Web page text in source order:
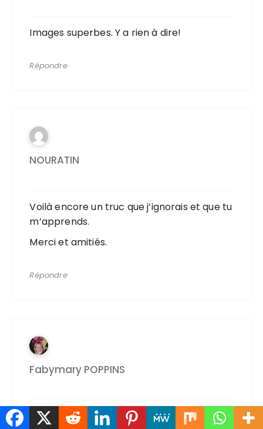
Images superbes. Y a rien à dire!
Répondre
NOURATIN
Voilà encore un truc que j’ignorais et que tu
m’apprends.
Merci et amitiés.
Répondre
Fabymary POPPINS
faut le faire d’avoiur vécu là bas (mais